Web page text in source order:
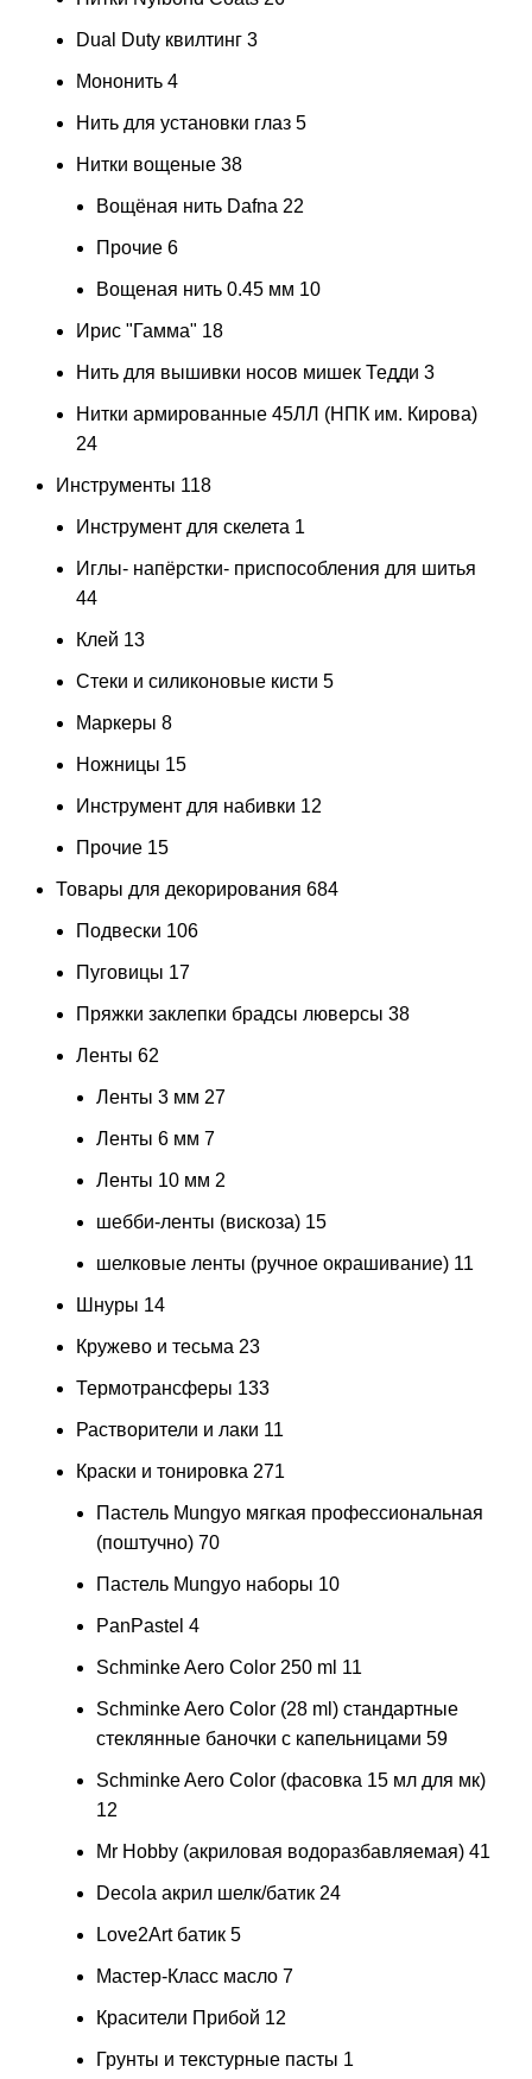
Dual Duty квилтинг 3
Мононить 4
Нить для установки глаз 5
Нитки вощеные 38
Вощёная нить Dafna 22
Прочие 6
Вощеная нить 0.45 мм 10
Ирис "Гамма" 18
Нить для вышивки носов мишек Тедди 3
Нитки армированные 45ЛЛ (НПК им. Кирова)
24
Инструменты 118
Инструмент для скелета 1
Иглы- напёрстки- приспособления для шитья
44
Клей 13
Стеки и силиконовые кисти 5
Маркеры 8
Ножницы 15
Инструмент для набивки 12
Прочие 15
Товары для декорирования 684
Подвески 106
Пуговицы 17
Пряжки заклепки брадсы люверсы 38
Ленты 62
Ленты 3 мм 27
Ленты 6 мм 7
Ленты 10 мм 2
шебби-ленты (вискоза) 15
шелковые ленты (ручное окрашивание) 11
Шнуры 14
Кружево и тесьма 23
Термотрансферы 133
Растворители и лаки 11
Краски и тонировка 271
Пастель Mungyo мягкая профессиональная
(поштучно) 70
Пастель Mungyo наборы 10
PanPastel 4
Schminke Aero Color 250 ml 11
Schminke Aero Color (28 ml) стандартные
стеклянные баночки с капельницами 59
Schminke Aero Color (фасовка 15 мл для мк)
12
Mr Hobby (акриловая водоразбавляемая) 41
Decola акрил шелк/батик 24
Love2Art батик 5
Мастер-Класс масло 7
Красители Прибой 12
Грунты и текстурные пасты 1